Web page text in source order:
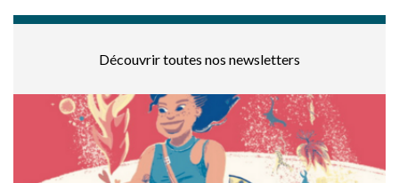
Découvrir toutes nos newsletters